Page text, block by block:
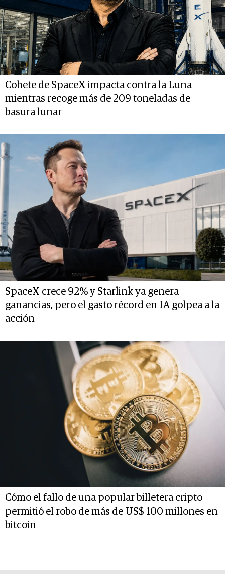
Cohete de SpaceX impacta contra la Luna
mientras recoge más de 209 toneladas de
basura lunar
SpaceX crece 92% y Starlink ya genera
ganancias, pero el gasto récord en IA golpea a la
acción
Cómo el fallo de una popular billetera cripto
permitió el robo de más de US$ 100 millones en
bitcoin